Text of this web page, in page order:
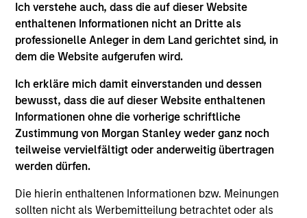
Ich verstehe auch, dass die auf dieser Website
enthaltenen Informationen nicht an Dritte als
professionelle Anleger in dem Land gerichtet sind, in
dem die Website aufgerufen wird.
Ich erkläre mich damit einverstanden und dessen
bewusst, dass die auf dieser Website enthaltenen
Informationen ohne die vorherige schriftliche
Zustimmung von Morgan Stanley weder ganz noch
teilweise vervielfältigt oder anderweitig übertragen
werden dürfen.
Die hierin enthaltenen Informationen bzw. Meinungen
sollten nicht als Werbemitteilung betrachtet oder als
marketing and syndicating leveraged loans. Mr.
Morphis was also an analyst at M&T Bank, where he
underwrote middle market credit facilities,
conducting fundamental credit analysis and
performing detailed financial modeling. Mr. Morphis
holds a B.A. from the University of Rochester and
an MBA from the Johnson Graduate School of
Management at Cornell University
Team Insights